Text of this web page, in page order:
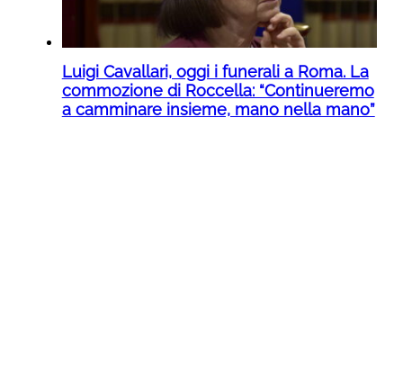
Luigi Cavallari, oggi i funerali a Roma. La
commozione di Roccella: “Continueremo
a camminare insieme, mano nella mano”